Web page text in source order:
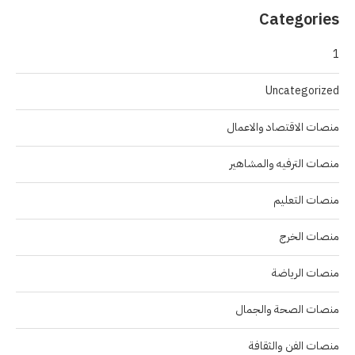
Categories
1
Uncategorized
منصات الاقتصاد والاعمال
منصات الترفيه والمشاهير
منصات التعليم
منصات الخرج
منصات الرياضة
منصات الصحة والجمال
منصات الفن والثقافة